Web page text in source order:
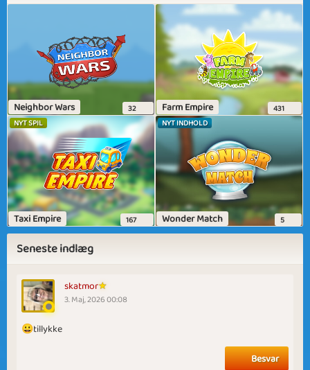
Neighbor Wars 32 Farm Empire
431
NYT SPIL
Taxi Empire 167
NYT INDHOLD
Wonder Match 5
Seneste indlæg
skatmor
3. Maj, 2026 00:08
😀tillykke
Besvar